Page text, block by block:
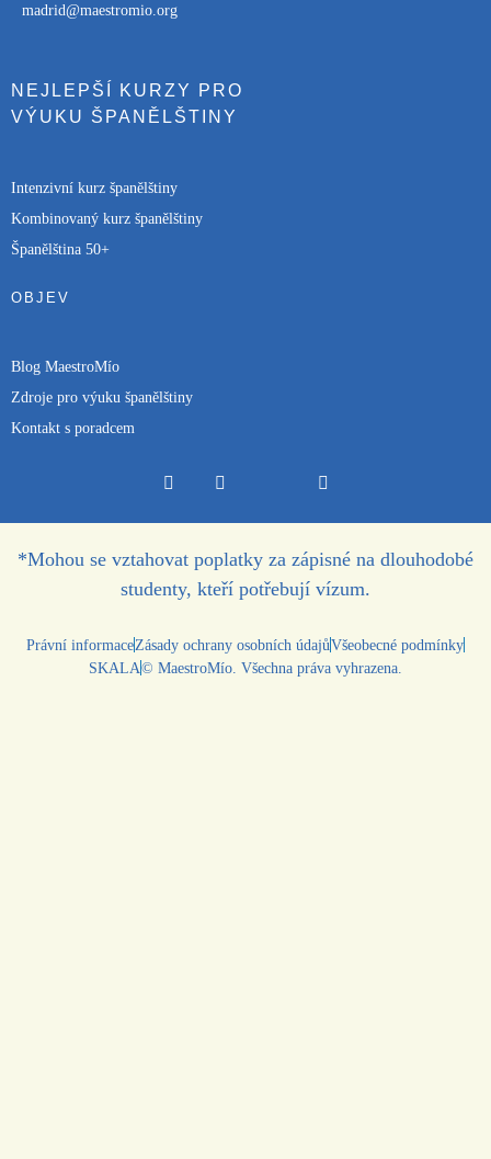
madrid@maestromio.org
NEJLEPŠÍ KURZY PRO
VÝUKU ŠPANĚLŠTINY
Intenzivní kurz španělštiny
Kombinovaný kurz španělštiny
Španělština 50+
OBJEV
Blog MaestroMío
Zdroje pro výuku španělštiny
Kontakt s poradcem
*Mohou se vztahovat poplatky za zápisné na dlouhodobé
studenty, kteří potřebují vízum.
Právní informaceZásady ochrany osobních údajůVšeobecné podmínky
SKALA© MaestroMío. Všechna práva vyhrazena.